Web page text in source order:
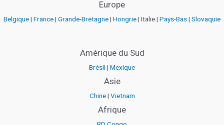
Europe
Belgique| France| Grande-Bretagne| Hongrie| Italie | Pays-Bas| Slovaquie
Amérique du Sud
Brésil | Mexique
Asie
Chine| Vietnam
Afrique